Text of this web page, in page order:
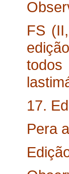
FS
17.
Pera